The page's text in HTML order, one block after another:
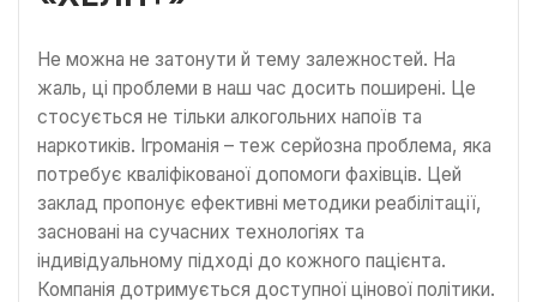
Не можна не затонути й тему залежностей. На
жаль, ці проблеми в наш час досить поширені. Це
стосується не тільки алкогольних напоїв та
наркотиків. Ігроманія – теж серйозна проблема, яка
потребує кваліфікованої допомоги фахівців. Цей
заклад пропонує ефективні методики реабілітації,
засновані на сучасних технологіях та
індивідуальному підході до кожного пацієнта.
Компанія дотримується доступної цінової політики.